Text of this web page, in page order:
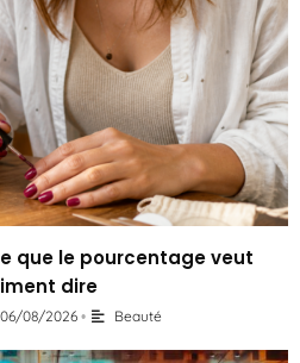
que le pourcentage veut
dire
06/08/2026 • Beauté